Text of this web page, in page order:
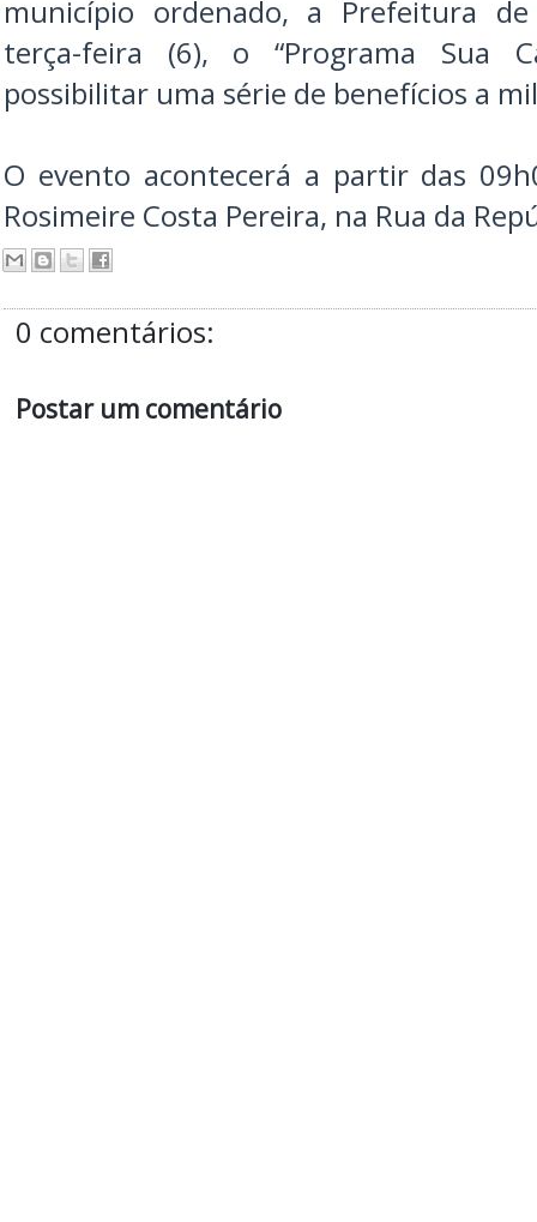
município ordenado, a Prefeitura
terça-feira (6), o “Programa Sua
possibilitar uma série de benefícios a
O evento acontecerá a partir das
Rosimeire Costa Pereira, na Rua da
0 comentários:
Postar um comentário